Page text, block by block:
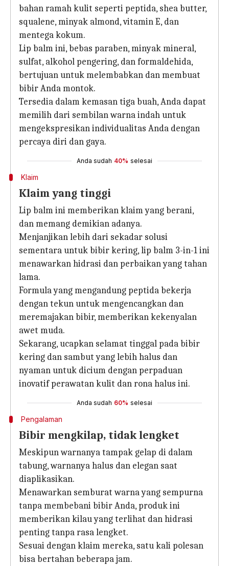
bahan ramah kulit seperti peptida, shea butter,
squalene, minyak almond, vitamin E, dan
mentega kokum.
Lip balm ini, bebas paraben, minyak mineral,
sulfat, alkohol pengering, dan formaldehida,
bertujuan untuk melembabkan dan membuat
bibir Anda montok.
Tersedia dalam kemasan tiga buah, Anda dapat
memilih dari sembilan warna indah untuk
mengekspresikan individualitas Anda dengan
percaya diri dan gaya.
Anda sudah 40% selesai
Klaim
Klaim yang tinggi
Lip balm ini memberikan klaim yang berani,
dan memang demikian adanya.
Menjanjikan lebih dari sekadar solusi
sementara untuk bibir kering, lip balm 3-in-1 ini
menawarkan hidrasi dan perbaikan yang tahan
lama.
Formula yang mengandung peptida bekerja
dengan tekun untuk mengencangkan dan
meremajakan bibir, memberikan kekenyalan
awet muda.
Sekarang, ucapkan selamat tinggal pada bibir
kering dan sambut yang lebih halus dan
nyaman untuk dicium dengan perpaduan
inovatif perawatan kulit dan rona halus ini.
Anda sudah 60% selesai
Pengalaman
Bibir mengkilap, tidak lengket
Meskipun warnanya tampak gelap di dalam
tabung, warnanya halus dan elegan saat
diaplikasikan.
Menawarkan semburat warna yang sempurna
tanpa membebani bibir Anda, produk ini
memberikan kilau yang terlihat dan hidrasi
penting tanpa rasa lengket.
Sesuai dengan klaim mereka, satu kali polesan
bisa bertahan beberapa jam.